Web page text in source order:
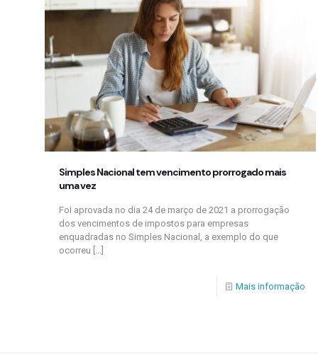
Simples Nacional tem vencimento prorrogado mais
uma vez
Foi aprovada no dia 24 de março de 2021 a prorrogação
dos vencimentos de impostos para empresas
enquadradas no Simples Nacional, a exemplo do que
ocorreu […]
Mais informação